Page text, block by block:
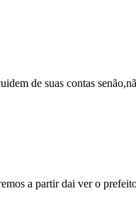
de suas contas
a partir dai ver o